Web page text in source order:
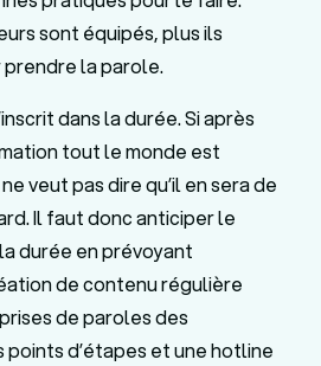
sont équipés, plus ils
prendre la parole.
dans la durée. Si après
tout le monde est
veut pas dire qu’il en sera de
Il faut donc anticiper le
durée en prévoyant
de contenu régulière
de paroles des
points d’étapes et une hotline